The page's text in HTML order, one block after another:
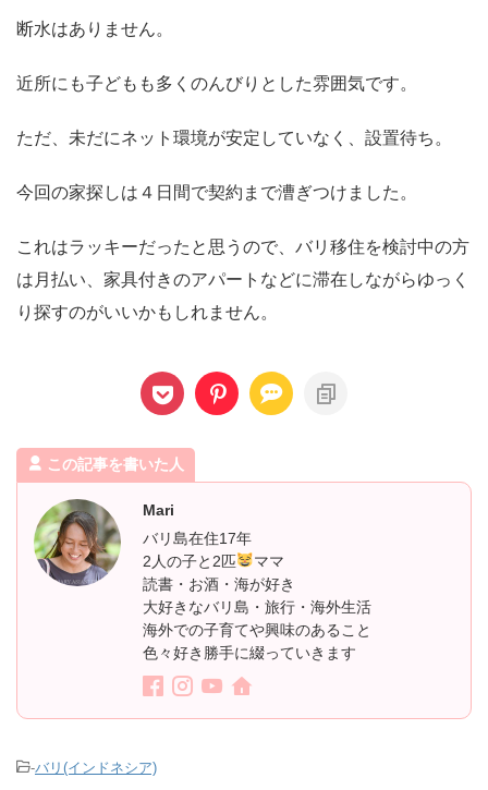
断水はありません。
近所にも子どもも多くのんびりとした雰囲気です。
ただ、未だにネット環境が安定していなく、設置待ち。
今回の家探しは４日間で契約まで漕ぎつけました。
これはラッキーだったと思うので、バリ移住を検討中の方
は月払い、家具付きのアパートなどに滞在しながらゆっく
り探すのがいいかもしれません。
この記事を書いた人
Mari
バリ島在住17年
2人の子と2匹
ママ
読書・お酒・海が好き
大好きなバリ島・旅行・海外生活
海外での子育てや興味のあること
色々好き勝手に綴っていきます
-バリ(インドネシア)